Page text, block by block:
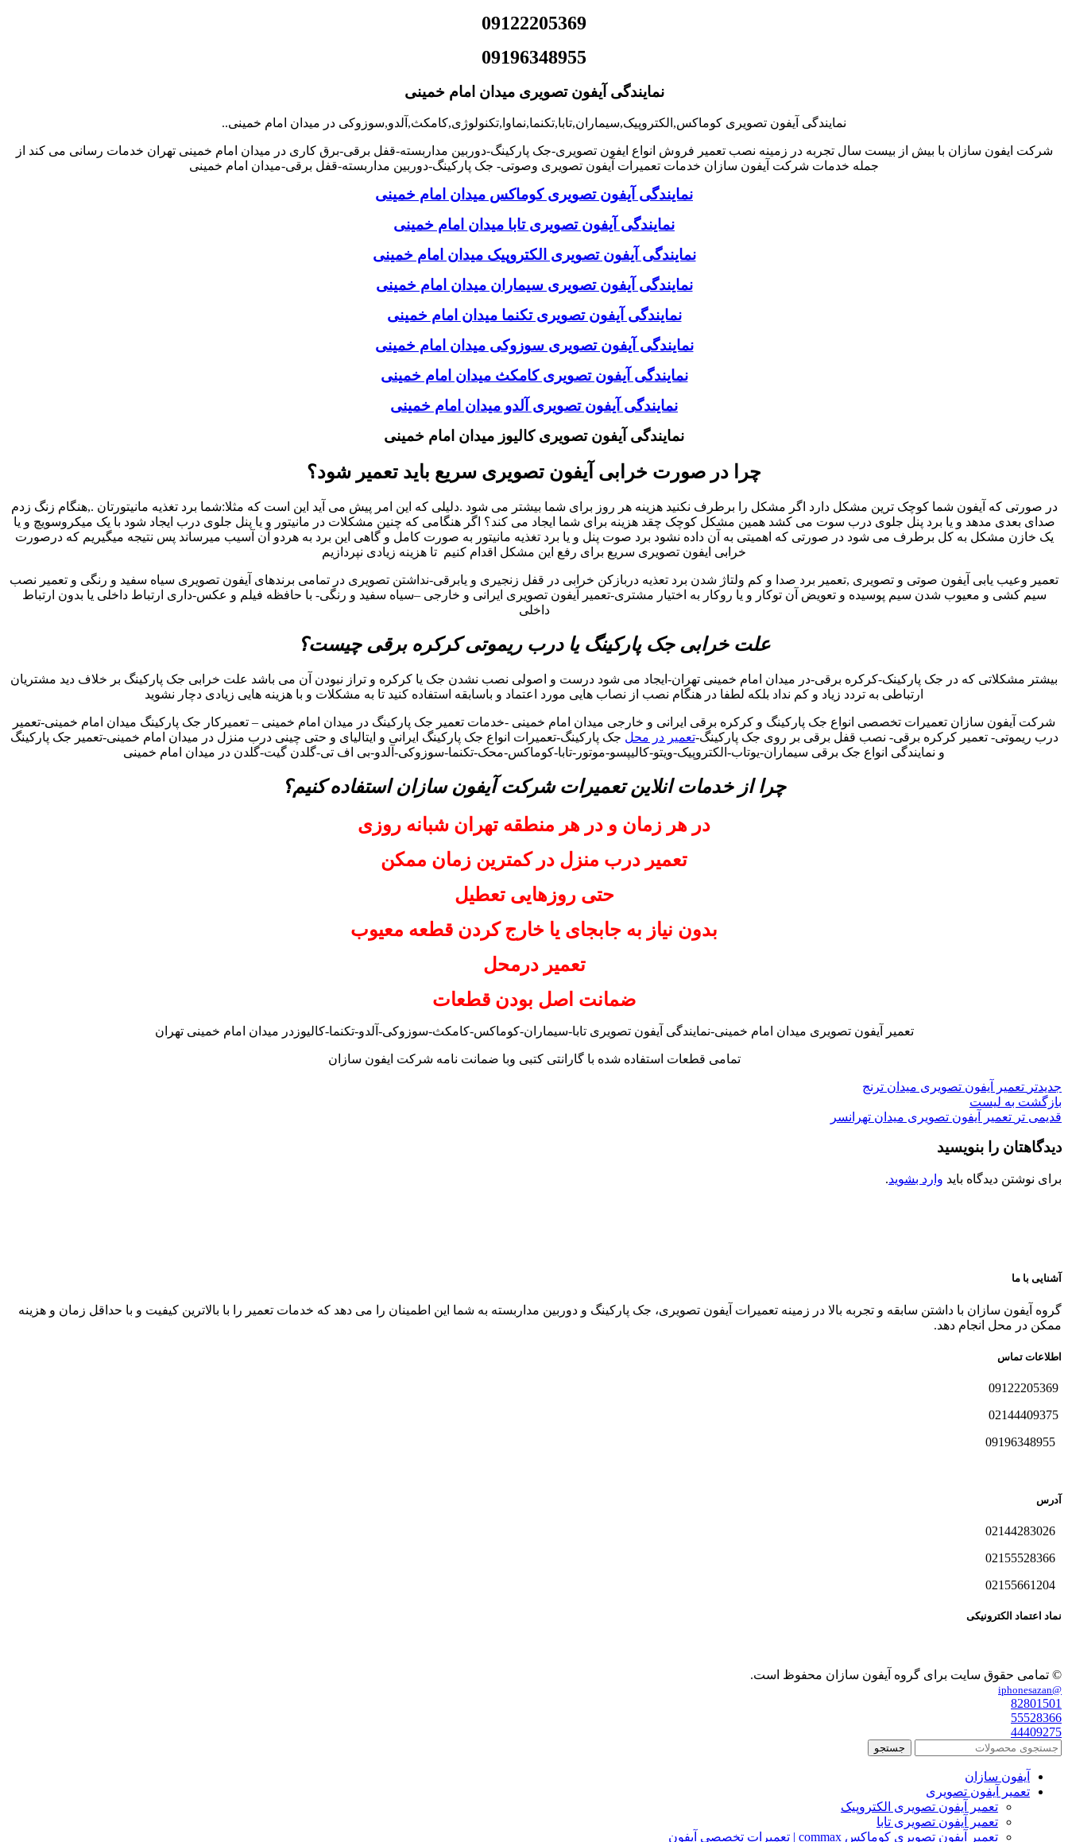
09122205369
09196348955
نمایندگی آیفون تصویری میدان امام خمینی
نمایندگی آیفون تصویری کوماکس,الکتروپیک,سیماران,تابا,تکنما,نماوا,تکنولوژی,کامکث,آلدو,سوزوکی در میدان امام خمینی..
شرکت ایفون سازان با بیش از بیست سال تجربه در زمینه نصب تعمیر فروش انواع ایفون تصویری-جک پارکینگ-دوربین مداربسته-قفل برقی-برق کاری در میدان امام خمینی تهران خدمات رسانی می کند از
جمله خدمات شرکت آیفون سازان خدمات تعمیرات آیفون تصویری وصوتی- جک پارکینگ-دوربین مداربسته-قفل برقی-میدان امام خمینی
نمایندگی آیفون تصویری کوماکس میدان امام خمینی
نمایندگی آیفون تصویری تابا میدان امام خمینی
نمایندگی آیفون تصویری الکتروپیک میدان امام خمینی
نمایندگی آیفون تصویری سیماران میدان امام خمینی
نمایندگی آیفون تصویری تکنما میدان امام خمینی
نمایندگی آیفون تصویری سوزوکی میدان امام خمینی
نمایندگی آیفون تصویری کامکث میدان امام خمینی
نمایندگی آیفون تصویری آلدو میدان امام خمینی
نمایندگی آیفون تصویری کالیوز میدان امام خمینی
چرا در صورت خرابی آیفون تصویری سریع باید تعمیر شود؟
در صورتی که آیفون شما کوچک ترین مشکل دارد اگر مشکل را برطرف نکنید هزینه هر روز برای شما بیشتر می شود .دلیلی که این امر پیش می آید این است که مثلا:شما برد تغذیه مانیتورتان .,هنگام زنگ زدم
صدای بعدی مدهد و یا برد پنل جلوی درب سوت می کشد همین مشکل کوچک چقد هزینه برای شما ایجاد می کند؟ اگر هنگامی که چنین مشکلات در مانیتور و یا پنل جلوی درب ایجاد شود با یک میکروسویچ و یا
یک خازن مشکل به کل برطرف می شود در صورتی که اهمیتی به آن داده نشود برد صوت پنل و یا برد تغذیه مانیتور به صورت کامل و گاهی این برد به هردو آن آسیب میرساند پس نتیجه میگیریم که درصورت
خرابی ایفون تصویری سریع برای رفع این مشکل اقدام کنیم تا هزینه زیادی نپردازیم
تعمیر وعیب یابی آیفون صوتی و تصویری ,تعمیر برد صدا و کم ولتاژ شدن برد تعذیه دربازکن خرابی در قفل زنجیری و یابرقی-نداشتن تصویری در تمامی برندهای آیفون تصویری سیاه سفید و رنگی و تعمیر نصب
سیم کشی و معیوب شدن سیم پوسیده و تعویض آن توکار و یا روکار به اختیار مشتری-تعمیر آیفون تصویری ایرانی و خارجی –سیاه سفید و رنگی- با حافظه فیلم و عکس-داری ارتباط داخلی یا بدون ارتباط
داخلی
علت خرابی جک پارکینگ یا درب ریموتی کرکره برقی چیست؟
بیشتر مشکلاتی که در جک پارکینک-کرکره برقی-در میدان امام خمینی تهران-ایجاد می شود درست و اصولی نصب نشدن جک یا کرکره و تراز نبودن آن می باشد علت خرابی جک پارکینگ بر خلاف دید مشتریان
ارتباطی به تردد زیاد و کم نداد بلکه لطفا در هنگام نصب از نصاب هایی مورد اعتماد و باسابقه استفاده کنید تا به مشکلات و با هزینه هایی زیادی دچار نشوید
شرکت آیفون سازان تعمیرات تخصصی انواع جک پارکینگ و کرکره برقی ایرانی و خارجی میدان امام خمینی -خدمات تعمیر جک پارکینگ در میدان امام خمینی – تعمیرکار جک پارکینگ میدان امام خمینی-تعمیر
درب ریموتی- تعمیر کرکره برقی- نصب قفل برقی بر روی جک پارکینگ-تعمیر در محل جک پارکینگ-تعمیرات انواع جک پارکینگ ایرانی و ایتالیای و حتی چینی درب منزل در میدان امام خمینی-تعمیر جک پارکینگ
و نمایندگی انواع جک برقی سیماران-یوتاب-الکتروپیک-ویتو-کالیپسو-موتور-تابا-کوماکس-محک-تکنما-سوزوکی-آلدو-بی اف تی-گلدن گیت-گلدن در میدان امام خمینی
چرا از خدمات انلاین تعمیرات شرکت آیفون سازان استفاده کنیم؟
در هر زمان و در هر منطقه تهران شبانه روزی
تعمیر درب منزل در کمترین زمان ممکن
حتی روزهایی تعطیل
بدون نیاز به جابجای یا خارج کردن قطعه معیوب
تعمیر درمحل
ضمانت اصل بودن قطعات
تعمیر آیفون تصویری میدان امام خمینی-نمایندگی آیفون تصویری تابا-سیماران-کوماکس-کامکث-سوزوکی-آلدو-تکنما-کالیوزدر میدان امام خمینی تهران
تمامی قطعات استفاده شده با گارانتی کتبی وبا ضمانت نامه شرکت ایفون سازان
جدیدتر تعمیر آیفون تصویری میدان ترنج
بازگشت به لیست
قدیمی تر تعمیر آیفون تصویری میدان تهرانسر
دیدگاهتان را بنویسید
برای نوشتن دیدگاه باید وارد بشوید.
آشنایی با ما
گروه آیفون سازان با داشتن سابقه و تجربه بالا در زمینه تعمیرات آیفون تصویری، جک پارکینگ و دوربین مداربسته به شما این اطمینان را می دهد که خدمات تعمیر را با بالاترین کیفیت و با حداقل زمان و هزینه
ممکن در محل انجام دهد.
اطلاعات تماس
آدرس
نماد اعتماد الکترونیکی
© تمامی حقوق سایت برای گروه آیفون سازان محفوظ است.
@iphonesazan
82801501
55528366
44409275
جستجو
آیفون سازان
تعمیر آیفون تصویری
تعمیر آیفون تصویری الکتروپیک
تعمیر آیفون تصویری تابا
تعمیر آیفون تصویری کوماکس commax | تعمیرات تخصصی آیفون